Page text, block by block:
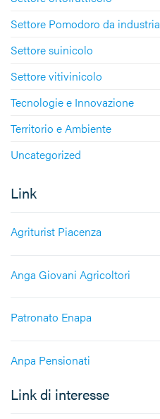
Settore Pomodoro da industria
Settore suinicolo
Settore vitivinicolo
Tecnologie e Innovazione
Territorio e Ambiente
Uncategorized
Link
Agriturist Piacenza
Anga Giovani Agricoltori
Patronato Enapa
Anpa Pensionati
Link di interesse